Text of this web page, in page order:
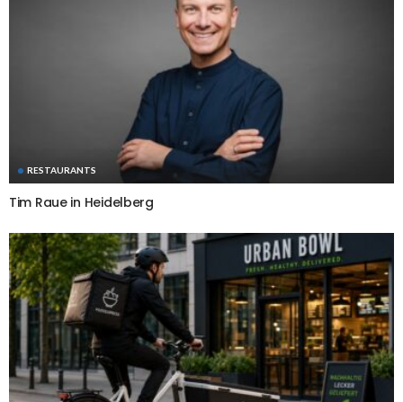
RESTAURANTS
Tim Raue in Heidelberg